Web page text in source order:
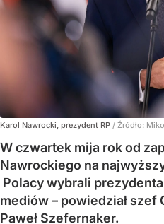
Karol Nawrocki, prezydent RP / Źródło:
W czwartek mija rok od
Nawrockiego na
Polacy wybrali
mediów – powiedział szef
Paweł Szefernaker.